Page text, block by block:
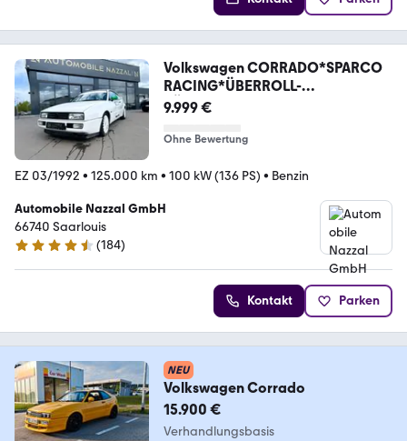
Volkswagen CORRADO*SPARCO
RACING*ÜBERROLL-
KÄFIG*RALLY-CAR*
9.999 €
Ohne Bewertung
EZ 03/1992 • 125.000 km • 100 kW (136 PS) • Benzin
Automobile Nazzal GmbH
66740 Saarlouis
4.6 Sterne
(184)
Kontakt Parken
NEU
Volkswagen Corrado
15.900 €
Verhandlungsbasis